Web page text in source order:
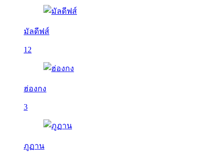
มัลดีฟส์
12
ฮ่องกง
3
ภูฏาน